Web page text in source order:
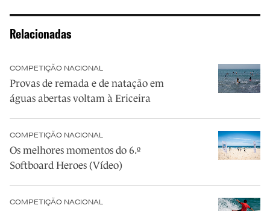
Relacionadas
COMPETIÇÃO NACIONAL
Provas de remada e de natação em
águas abertas voltam à Ericeira
COMPETIÇÃO NACIONAL
Os melhores momentos do 6.º
Softboard Heroes (Vídeo)
COMPETIÇÃO NACIONAL